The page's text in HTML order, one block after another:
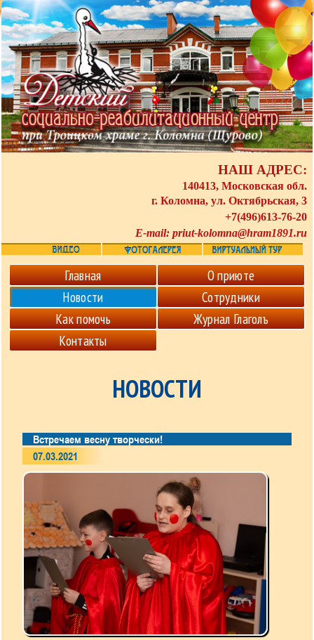
НАШ АДРЕС:
140413, Московская обл.
г. Коломна, ул. Октябрьская, 3
+7(496)613-76-20
E-mail: priut-kolomna@hram1891.ru
Главная
О приюте
Новости
Сотрудники
Как помочь
Журнал Глаголъ
Контакты
НОВОСТИ
Встречаем весну творчески!
07.03.2021